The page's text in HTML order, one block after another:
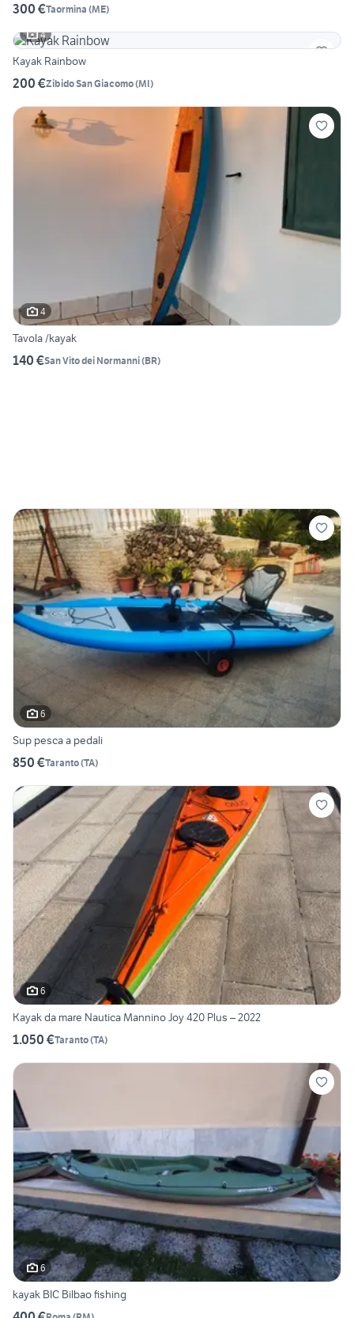
300 €Taormina (ME)
4
Kayak Rainbow
200 €Zibido San Giacomo(MI)
4
Tavola /kayak
140 €San Vito dei Normanni(BR)
6
Sup pesca a pedali
850 €Taranto(TA)
6
Kayak da mare Nautica Mannino Joy 420 Plus – 2022
1.050 €Taranto(TA)
6
kayak BIC Bilbao fishing